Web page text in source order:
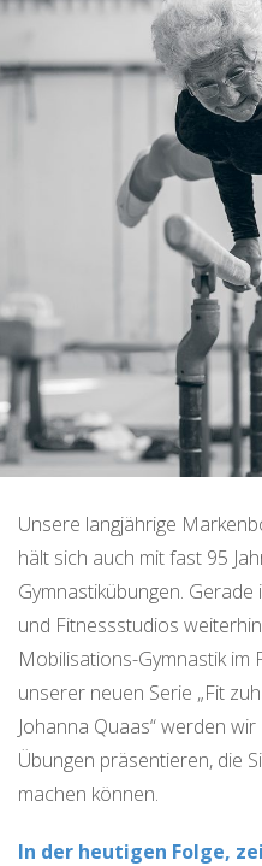
Unsere langjährige
hält sich auch mit fast 95
Gymnastikübungen.
und Fitnessstudios
Mobilisations-Gymnastik im
unserer neuen Serie „Fit
Johanna Quaas“ werden
Übungen präsentieren, die
machen können.
In der heutigen Folge,